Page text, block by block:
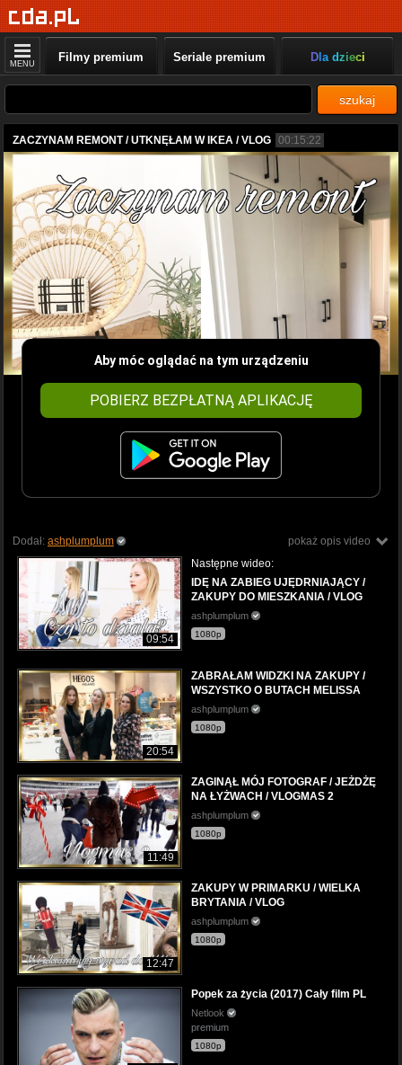
MENU Filmy premium Seriale premium Dla dzieci
szukaj
ZACZYNAM REMONT / UTKNĘŁAM W IKEA / VLOG 00:15:22
Aby móc oglądać na tym urządzeniu
POBIERZ BEZPŁATNĄ APLIKACJĘ
pokaż opis video
Dodał: ashplumplum
09:54
Następne wideo:
IDĘ NA ZABIEG UJĘDRNIAJĄCY /
ZAKUPY DO MIESZKANIA / VLOG
ashplumplum
1080p
20:54
ZABRAŁAM WIDZKI NA ZAKUPY /
WSZYSTKO O BUTACH MELISSA
ashplumplum
1080p
11:49
ZAGINĄŁ MÓJ FOTOGRAF / JEŻDŻĘ
NA ŁYŻWACH / VLOGMAS 2
ashplumplum
1080p
12:47
ZAKUPY W PRIMARKU / WIELKA
BRYTANIA / VLOG
ashplumplum
1080p
Popek za życia (2017) Cały film PL
Netlook
premium
1080p